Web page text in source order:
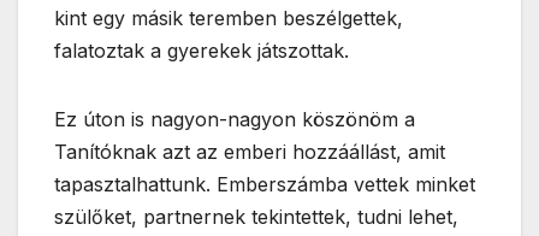
kint egy másik teremben beszélgettek,
falatoztak a gyerekek játszottak.
Ez úton is nagyon-nagyon köszönöm a
Tanítóknak azt az emberi hozzáállást, amit
tapasztalhattunk. Emberszámba vettek minket
szülőket, partnernek tekintettek, tudni lehet,